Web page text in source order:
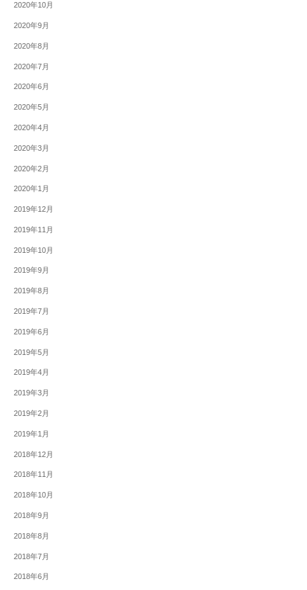
2020年10月
2020年9月
2020年8月
2020年7月
2020年6月
2020年5月
2020年4月
2020年3月
2020年2月
2020年1月
2019年12月
2019年11月
2019年10月
2019年9月
2019年8月
2019年7月
2019年6月
2019年5月
2019年4月
2019年3月
2019年2月
2019年1月
2018年12月
2018年11月
2018年10月
2018年9月
2018年8月
2018年7月
2018年6月